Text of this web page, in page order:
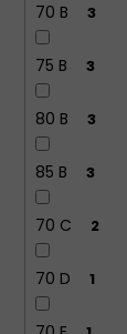
70 B 3
75 B 3
80 B 3
85 B 3
70 C 2
70 D 1